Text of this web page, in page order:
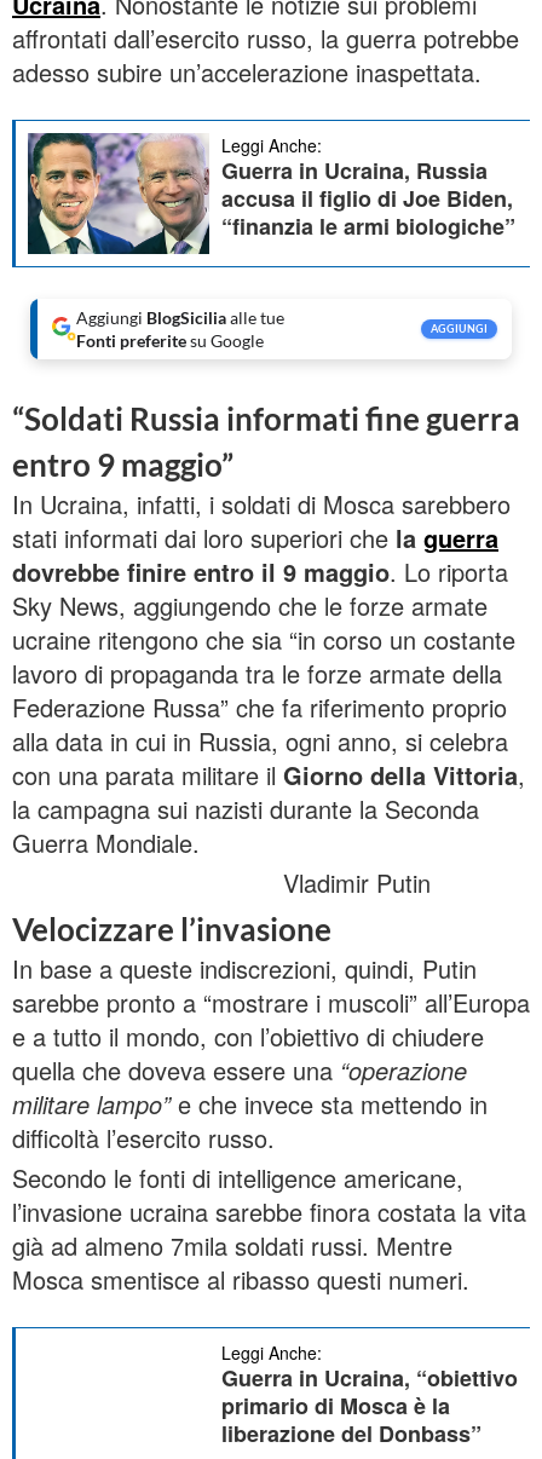
affrontati dall’esercito russo, la guerra potrebbe
adesso subire un’accelerazione inaspettata.
Leggi Anche:
Guerra in Ucraina, Russia
accusa il figlio di Joe Biden,
“finanzia le armi biologiche”
Aggiungi BlogSiciliaalle tue
Fonti preferitesu Google
AGGIUNGI
“Soldati Russia informati fine guerra
entro 9 maggio”
In Ucraina, infatti, i soldati di Mosca sarebbero
stati informati dai loro superiori che la guerra
dovrebbe finire entro il 9 maggio. Lo riporta
Sky News, aggiungendo che le forze armate
ucraine ritengono che sia “in corso un costante
lavoro di propaganda tra le forze armate della
Federazione Russa” che fa riferimento proprio
alla data in cui in Russia, ogni anno, si celebra
con una parata militare il Giorno della Vittoria,
la campagna sui nazisti durante la Seconda
Guerra Mondiale.
Vladimir Putin
Velocizzare l’invasione
In base a queste indiscrezioni, quindi, Putin
sarebbe pronto a “mostrare i muscoli” all’Europa
e a tutto il mondo, con l’obiettivo di chiudere
quella che doveva essere una “operazione
militare lampo”e che invece sta mettendo in
difficoltà l’esercito russo.
Secondo le fonti di intelligence americane,
l’invasione ucraina sarebbe finora costata la vita
già ad almeno 7mila soldati russi. Mentre
Mosca smentisce al ribasso questi numeri.
Leggi Anche:
Guerra in Ucraina, “obiettivo
primario di Mosca è la
liberazione del Donbass”